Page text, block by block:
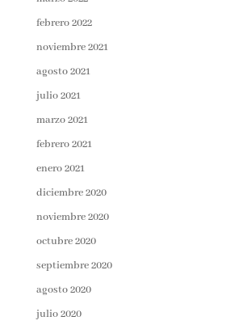
febrero 2022
noviembre 2021
agosto 2021
julio 2021
marzo 2021
febrero 2021
enero 2021
diciembre 2020
noviembre 2020
octubre 2020
septiembre 2020
agosto 2020
julio 2020